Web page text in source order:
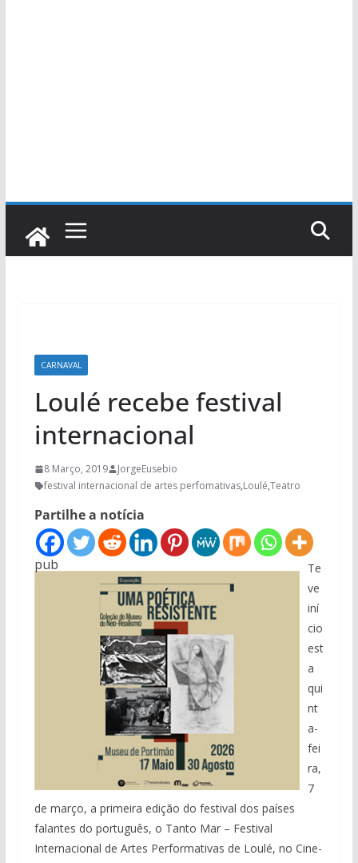
CARNAVAL
Loulé recebe festival
internacional
8 Março, 2019
JorgeEusebio
festival internacional de artes perfomativas,Loulé,Teatro
Partilhe a notícia
pub
Te
ve
iní
cio
est
a
qui
nt
a-
fei
ra,
7
de março, a primeira edição do festival dos países
falantes do português, o Tanto Mar – Festival
Internacional de Artes Performativas de Loulé, no Cine-